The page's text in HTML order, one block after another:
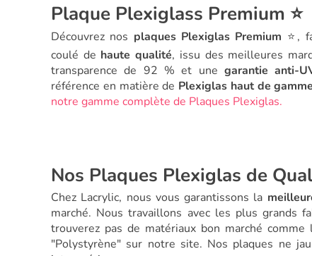
Plaque Plexiglass Premium ⭐
Découvrez nos plaques Plexiglas Premium ⭐,
coulé de haute qualité, issu des meilleures
transparence de 92 % et une garantie anti-
référence en matière de Plexiglas haut de gamme
notre gamme complète de Plaques Plexiglas.
Nos Plaques Plexiglas de
Chez Lacrylic, nous vous garantissons la
marché. Nous travaillons avec les plus grands
trouverez pas de matériaux bon marché
"Polystyrène" sur notre site. Nos plaques ne